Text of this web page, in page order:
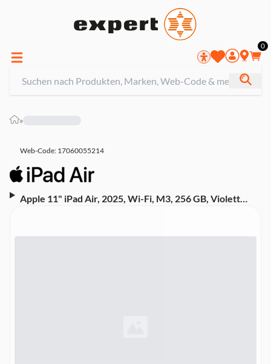
0
»
Web-Code: 17060055214
Apple 11" iPad Air, 2025, Wi-Fi, M3, 256 GB, Violett